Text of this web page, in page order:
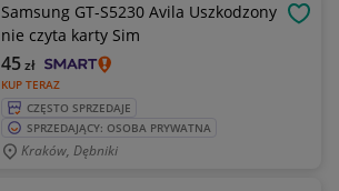
Samsung GT-S5230 Avila Uszkodzony
nie czyta karty Sim
KUP TERAZ
45zł
CZĘSTO SPRZEDAJE
SPRZEDAJĄCY: OSOBA PRYWATNA
Kraków, Dębniki